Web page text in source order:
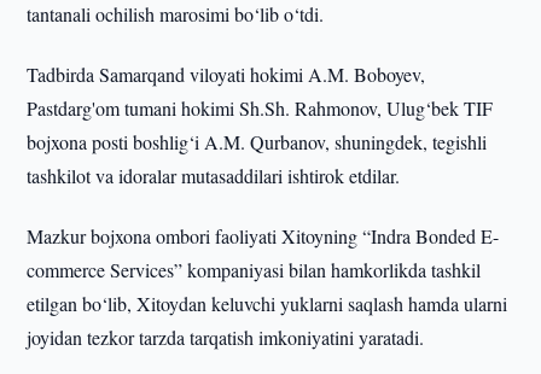
tantanali ochilish marosimi bo‘lib o‘tdi.
Tadbirda Samarqand viloyati hokimi A.M. Boboyev,
Pastdarg'om tumani hokimi Sh.Sh. Rahmonov, Ulug‘bek TIF
bojxona posti boshlig‘i A.M. Qurbanov, shuningdek, tegishli
tashkilot va idoralar mutasaddilari ishtirok etdilar.
Mazkur bojxona ombori faoliyati Xitoyning “Indra Bonded E-
commerce Services” kompaniyasi bilan hamkorlikda tashkil
etilgan bo‘lib, Xitoydan keluvchi yuklarni saqlash hamda ularni
joyidan tezkor tarzda tarqatish imkoniyatini yaratadi.